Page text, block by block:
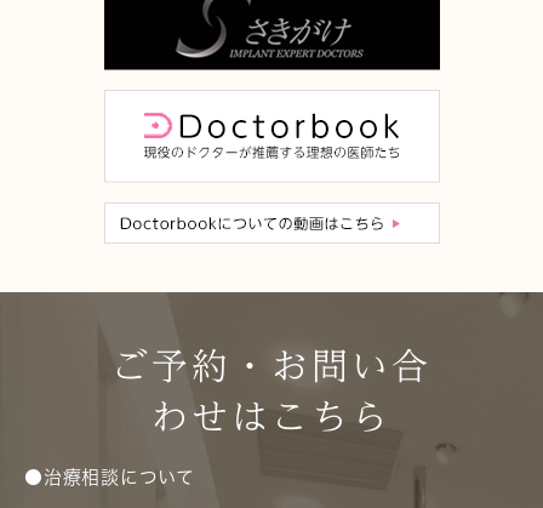
ご予約・お問い合
わせはこちら
●治療相談について